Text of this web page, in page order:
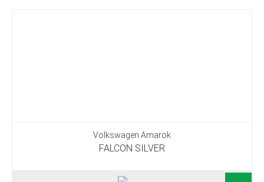
Volkswagen Amarok
FALCON SILVER